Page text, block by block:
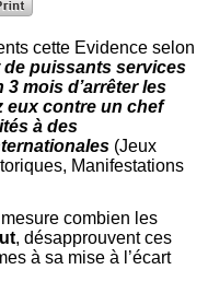
cette Evidence selon
puissants services
mois d’arrêter les
eux contre un chef
à des
(Jeux
Manifestations
combien les
, désapprouvent ces
à sa mise à l’écart